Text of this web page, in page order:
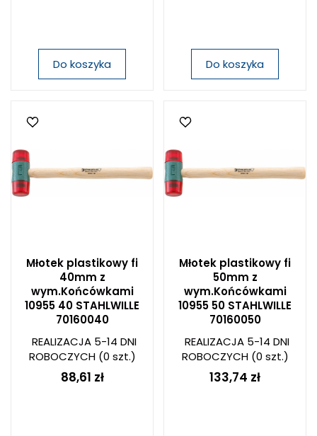
Do koszyka Do koszyka
Młotek plastikowy fi
40mm z
wym.Końcówkami
10955 40 STAHLWILLE
70160040
REALIZACJA 5-14 DNI
ROBOCZYCH(0 szt.)
88,61 zł
Młotek plastikowy fi
50mm z
wym.Końcówkami
10955 50 STAHLWILLE
70160050
REALIZACJA 5-14 DNI
ROBOCZYCH(0 szt.)
133,74 zł